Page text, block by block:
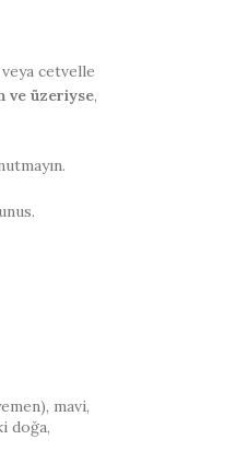
cetvelle
ve üzeriyse,
mavi,
doğa,